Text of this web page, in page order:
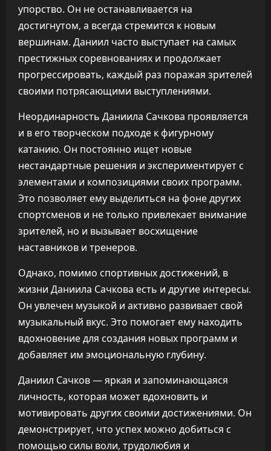
упорство. Он не останавливается на
достигнутом, а всегда стремится к новым
вершинам. Даниил часто выступает на самых
престижных соревнованиях и продолжает
прогрессировать, каждый раз поражая зрителей
своими потрясающими выступлениями.
Неординарность Даниила Сачкова проявляется
и в его творческом подходе к фигурному
катанию. Он постоянно ищет новые
нестандартные решения и экспериментирует с
элементами и композициями своих программ.
Это позволяет ему выделиться на фоне других
спортсменов и не только привлекает внимание
зрителей, но и вызывает восхищение
наставников и тренеров.
Однако, помимо спортивных достижений, в
жизни Даниила Сачкова есть и другие интересы.
Он увлечен музыкой и активно развивает свой
музыкальный вкус. Это помогает ему находить
вдохновение для создания новых программ и
добавляет им эмоциональную глубину.
Даниил Сачков — яркая и запоминающаяся
личность, которая может вдохновить и
мотивировать других своими достижениями. Он
демонстрирует, что успех можно добиться с
помощью силы воли, трудолюбия и